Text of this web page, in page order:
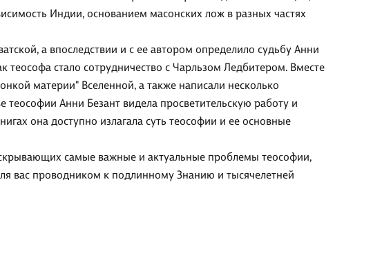
Индии, основанием масонских лож в разных частях
а впоследствии и с ее автором определило судьбу Анни
теософа стало сотрудничество с Чарльзом Ледбитером. Вместе
материи" Вселенной, а также написали несколько
теософии Анни Безант видела просветительскую работу и
она доступно излагала суть теософии и ее основные
самые важные и актуальные проблемы теософии,
вас проводником к подлинному Знанию и тысячелетней